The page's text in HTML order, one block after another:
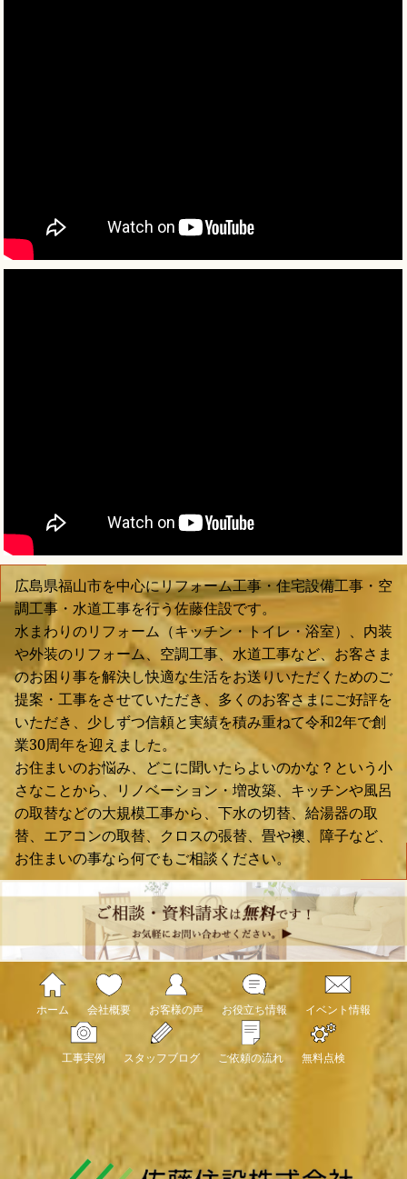
広島県福山市を中心にリフォーム工事・住宅設備工事・空
調工事・水道工事を行う佐藤住設です。
水まわりのリフォーム（キッチン・トイレ・浴室）、内装
や外装のリフォーム、空調工事、水道工事など、お客さま
のお困り事を解決し快適な生活をお送りいただくためのご
提案・工事をさせていただき、多くのお客さまにご好評を
いただき、少しずつ信頼と実績を積み重ねて令和2年で創
業30周年を迎えました。
お住まいのお悩み、どこに聞いたらよいのかな？という小
さなことから、リノベーション・増改築、キッチンや風呂
の取替などの大規模工事から、下水の切替、給湯器の取
替、エアコンの取替、クロスの張替、畳や襖、障子など、
お住まいの事なら何でもご相談ください。
ホーム 会社概要 お客様の声 お役立ち情報 イベント情報
工事実例 スタッフブログ ご依頼の流れ 無料点検